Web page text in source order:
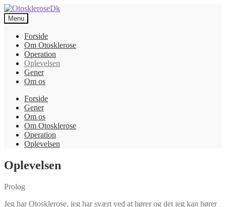
Spring
til
navigation
Spring
til
indhold
Menu
Forside
Om Otosklerose
Operation
Oplevelsen
Gener
Om os
Forside
Gener
Om os
Om Otosklerose
Operation
Oplevelsen
Oplevelsen
Prolog
Jeg har Otosklerose, jeg har svært ved at hører og det jeg kan hører